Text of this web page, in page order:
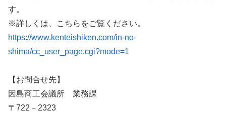
す。
※詳しくは、こちらをご覧ください。
https://www.kenteishiken.com/in-no-
shima/cc_user_page.cgi?mode=1
【お問合せ先】
因島商工会議所 業務課
〒722－2323